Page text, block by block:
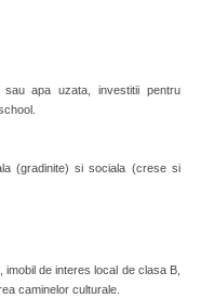
apa uzata, investitii pentru
(gradinite) si sociala (crese si
de interes local de clasa B,
caminelor culturale.